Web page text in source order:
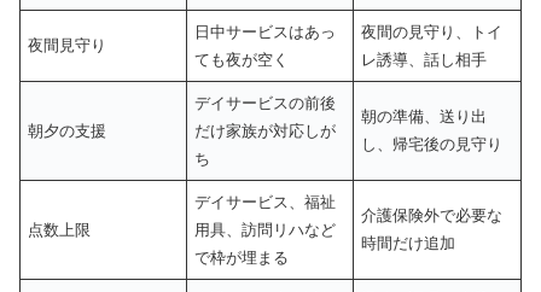
夜間見守り
日中サービスはあっ
ても夜が空く
夜間の見守り、トイ
レ誘導、話し相手
朝夕の支援
デイサービスの前後
だけ家族が対応しが
ち
朝の準備、送り出
し、帰宅後の見守り
点数上限
デイサービス、福祉
用具、訪問リハなど
で枠が埋まる
介護保険外で必要な
時間だけ追加